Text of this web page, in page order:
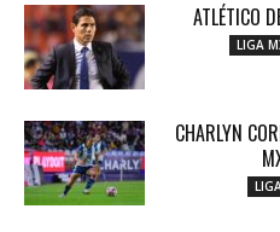
ATLÉTICO
LIGA
CHARLYN